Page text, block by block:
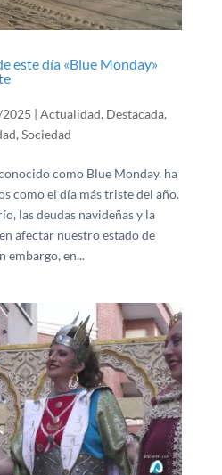
este día «Blue Monday»
| Actualidad, Destacada,
, Sociedad
como Blue Monday, ha
como el día más triste del año.
las deudas navideñas y la
afectar nuestro estado de
embargo, en...